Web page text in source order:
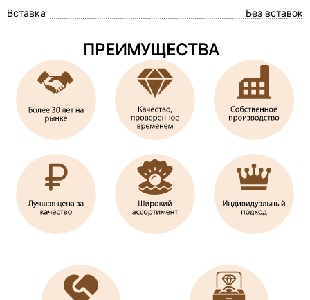
Вставка Без вставок
ПРЕИМУЩЕСТВА